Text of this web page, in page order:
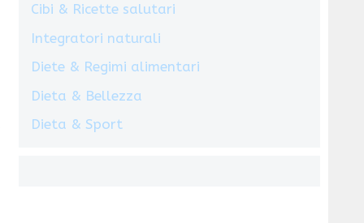
Cibi & Ricette salutari
Integratori naturali
Diete & Regimi alimentari
Dieta & Bellezza
Dieta & Sport